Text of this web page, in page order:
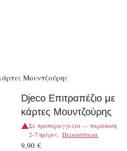
Μουντζούρης
Djeco Επιτραπέζιο με
κάρτες Μουντζούρης
Σε προπαραγγελία — παράδοση
2–7 ημέρες. Περισσότερα
9,90€